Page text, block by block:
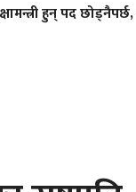
हुन् पद